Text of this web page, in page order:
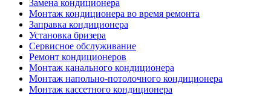
Замена кондиционера
Монтаж кондиционера во время ремонта
Заправка кондиционера
Установка бризера
Сервисное обслуживание
Ремонт кондиционеров
Монтаж канального кондиционера
Монтаж напольно-потолочного кондиционера
Монтаж кассетного кондиционера